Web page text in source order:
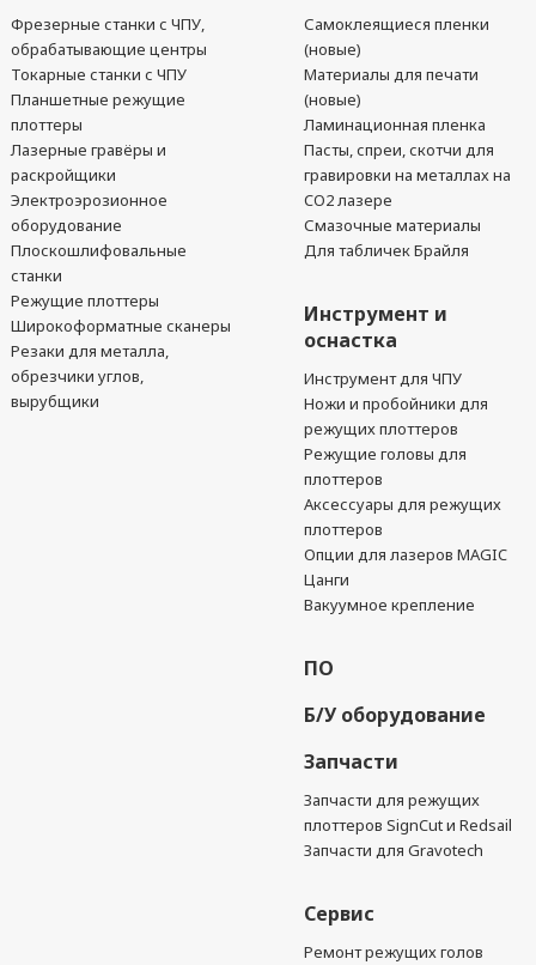
Фрезерные станки с ЧПУ,
обрабатывающие центры
Токарные станки с ЧПУ
Планшетные режущие
плоттеры
Лазерные гравёры и
раскройщики
Электроэрозионное
оборудование
Плоскошлифовальные
станки
Режущие плоттеры
Широкоформатные сканеры
Резаки для металла,
обрезчики углов,
вырубщики
Самоклеящиеся пленки
(новые)
Материалы для печати
(новые)
Ламинационная пленка
Пасты, спреи, скотчи для
гравировки на металлах на
CO2 лазере
Смазочные материалы
Для табличек Брайля
Инструмент и
оснастка
Инструмент для ЧПУ
Ножи и пробойники для
режущих плоттеров
Режущие головы для
плоттеров
Аксессуары для режущих
плоттеров
Опции для лазеров MAGIC
Цанги
Вакуумное крепление
ПО
Б/У оборудование
Запчасти
Запчасти для режущих
плоттеров SignCut и Redsail
Запчасти для Gravotech
Сервис
Ремонт режущих голов